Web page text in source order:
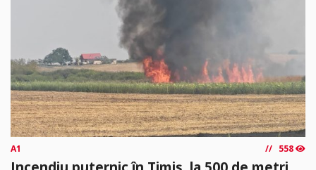
A1 558